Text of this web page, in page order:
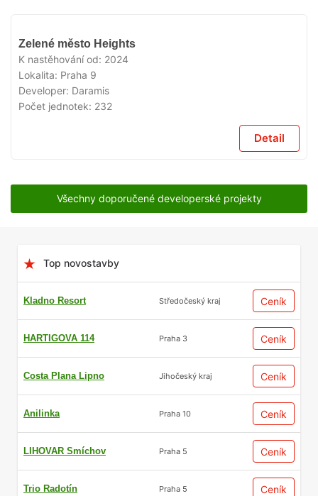
Zelené město Heights
K nastěhování od: 2024
Lokalita: Praha 9
Developer: Daramis
Počet jednotek: 232
Detail
Všechny doporučené developerské projekty
Top novostavby
Kladno Resort Středočeský kraj Ceník
HARTIGOVA 114 Praha 3 Ceník
Costa Plana Lipno Jihočeský kraj Ceník
Anilinka Praha 10 Ceník
LIHOVAR Smíchov Praha 5 Ceník
Trio Radotín Praha 5 Ceník